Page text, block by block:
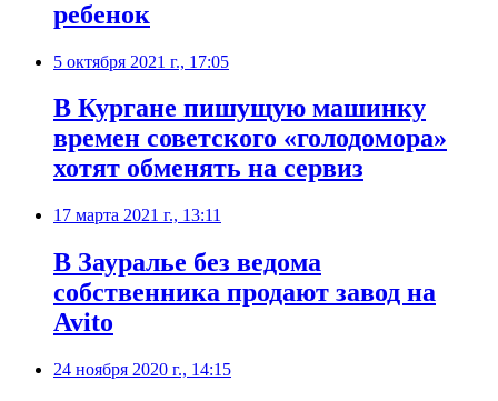
ребенок
5 октября 2021 г., 17:05
В Кургане пишущую машинку
времен советского «голодомора»
хотят обменять на сервиз
17 марта 2021 г., 13:11
В Зауралье без ведома
собственника продают завод на
Avito
24 ноября 2020 г., 14:15